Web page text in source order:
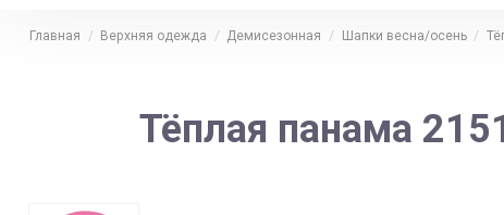
Главная Верхняя одежда Демисезонная Шапки весна/осень
Тёплая панама